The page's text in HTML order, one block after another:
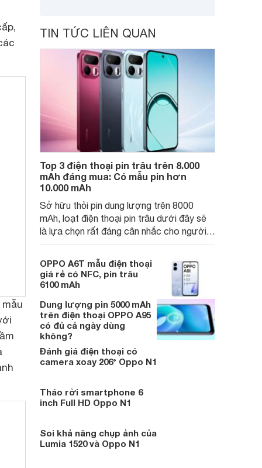
TIN TỨC LIÊN QUAN
Top 3 điện thoại pin trâu trên 8.000
mAh đáng mua: Có mẫu pin hơn
10.000 mAh
Sở hữu thỏi pin dung lượng trên 8000
mAh, loạt điện thoại pin trâu dưới đây sẽ
là lựa chọn rất đáng cân nhắc cho người
dùng Việt.
OPPO A6T mẫu điện thoại
giá rẻ có NFC, pin trâu
6100 mAh
Dung lượng pin 5000 mAh
trên điện thoại OPPO A95
có đủ cả ngày dùng
không?
Đánh giá điện thoại có
camera xoay 206° Oppo N1
Tháo rời smartphone 6
inch Full HD Oppo N1
Soi khả năng chụp ảnh của
Lumia 1520 và Oppo N1